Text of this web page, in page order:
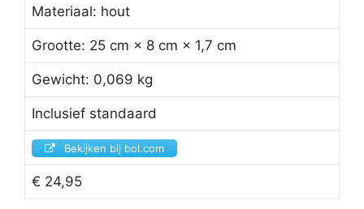
Materiaal: hout
Grootte: 25 cm × 8 cm × 1,7 cm
Gewicht: 0,069 kg
Inclusief standaard
Bekijken bij bol.com
€ 24,95